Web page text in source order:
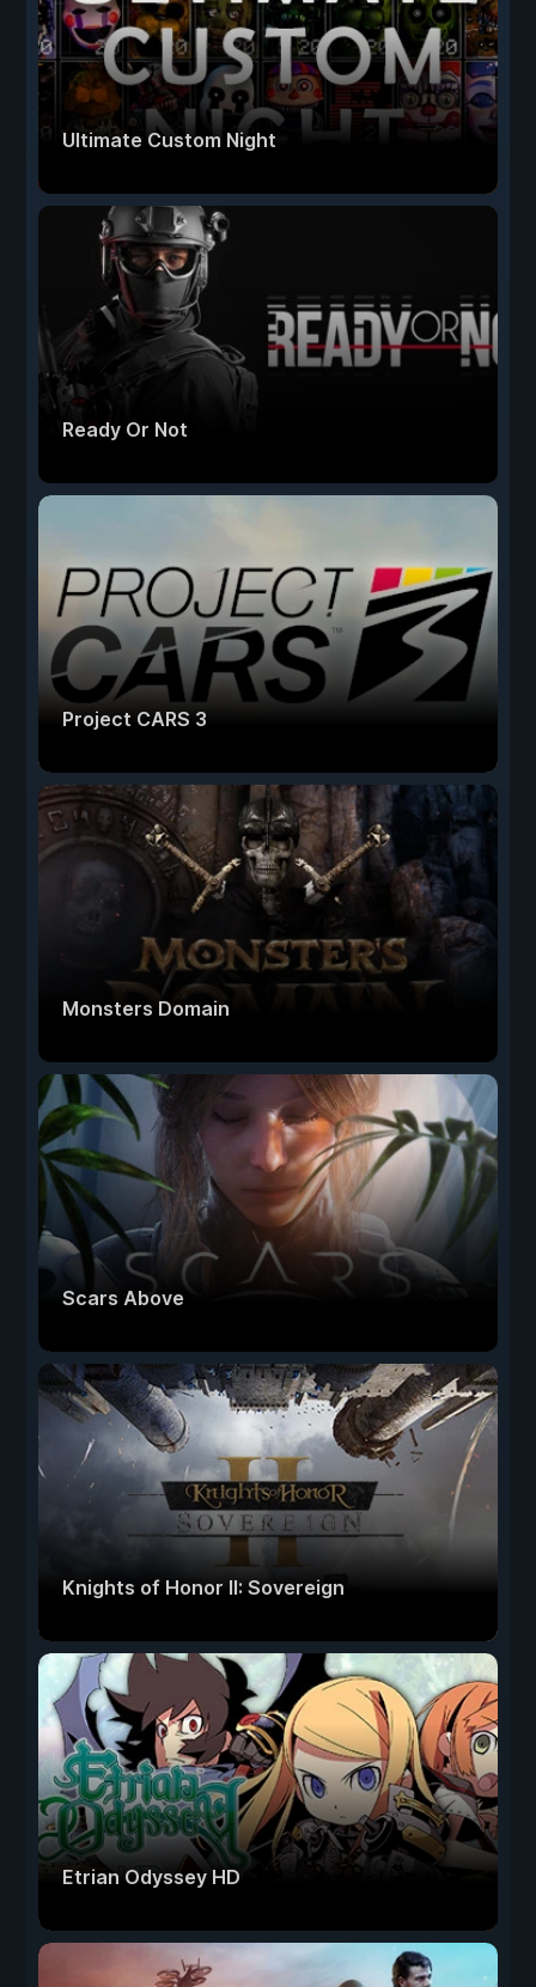
Ultimate Custom Night
Ready Or Not
Project CARS 3
Monsters Domain
Scars Above
Knights of Honor II: Sovereign
Etrian Odyssey HD